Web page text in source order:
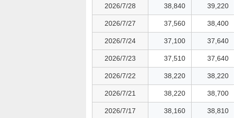
2026/7/28 38,840 39,220
2026/7/27 37,560 38,400
2026/7/24 37,100 37,640
2026/7/23 37,510 37,640
2026/7/22 38,220 38,220
2026/7/21 38,220 38,700
2026/7/17 38,160 38,810